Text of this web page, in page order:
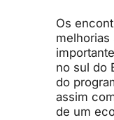
Os
no sul do
do
assim
de um